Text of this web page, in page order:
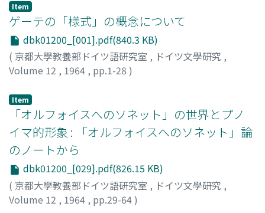
Item
ゲーテの「様式」の概念について
dbk01200_[001].pdf(840.3 KB)
( 京都大學教養部ドイツ語研究室 , ドイツ文學研究 ,
Volume 12 , 1964 , pp.1-28 )
Item
「オルフォイスへのソネット」の世界とプノ
イマ的形象 : 「オルフォイスへのソネット」論
のノートから
dbk01200_[029].pdf(826.15 KB)
( 京都大學教養部ドイツ語研究室 , ドイツ文學研究 ,
Volume 12 , 1964 , pp.29-64)